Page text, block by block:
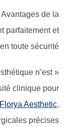
de la
parfaitement et
en toute sécurité.
n’est
clinique pour
Florya Aesthetic,
précises